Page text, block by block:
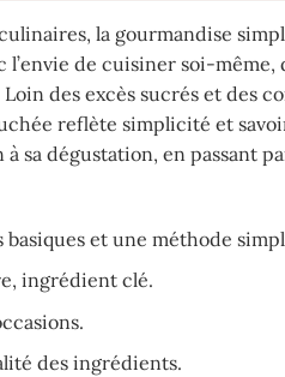
la gourmandise
l’envie de cuisiner soi-
des excès sucrés et des
reflète simplicité et
sa dégustation, en passant
et une méthode
ingrédient clé.
des ingrédients.